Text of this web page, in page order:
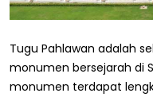
Tugu Pahlawan adalah
monumen bersejarah di
monumen terdapat